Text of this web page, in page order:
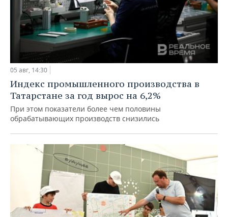
05 авг, 14:30
Индекс промышленного производства в
Татарстане за год вырос на 6,2%
При этом показатели более чем половины
обрабатывающих производств снизились